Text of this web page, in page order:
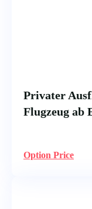
Privater
Flugzeug ab
Option Price